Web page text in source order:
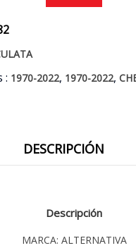
: 1970-2022, 1970-2022,
DESCRIPCIÓN
Descripción
MARCA: ALTERNATIVA